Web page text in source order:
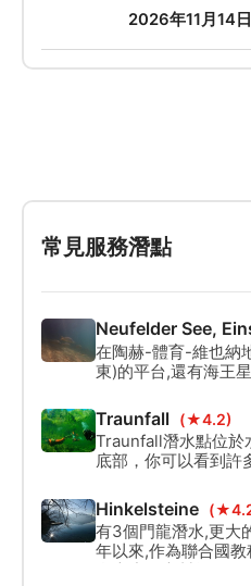
2026年11月14日
常見服務潛點
Neufelder See,
在陶赫-體育-維也納
東)的平台,還有海王
Traunfall (★4.2)
Traunfall潛水點位於
底部，你可以看到許
Hinkelsteine
有3個門龍潛水,更大
年以來,作為聯合國